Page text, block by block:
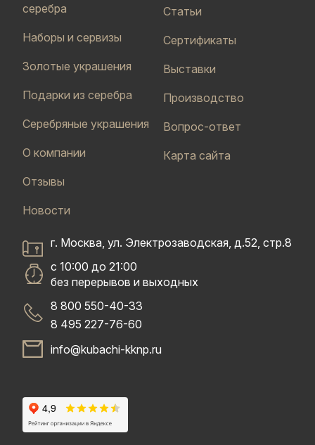
серебра
Наборы и сервизы
Золотые украшения
Подарки из серебра
Серебряные украшения
О компании
Отзывы
Новости
Статьи
Сертификаты
Выставки
Производство
Вопрос-ответ
Карта сайта
г. Москва, ул. Электрозаводская, д.52, стр.8
с 10:00 до 21:00
без перерывов и выходных
8 800 550-40-33
8 495 227-76-60
info@kubachi-kknp.ru